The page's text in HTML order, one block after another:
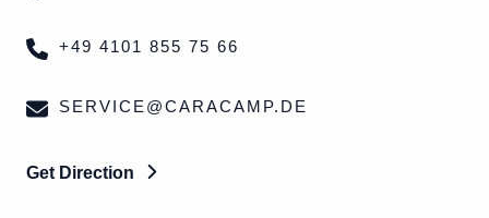
+49 4101 855 75 66
SERVICE@CARACAMP.DE
Get Direction